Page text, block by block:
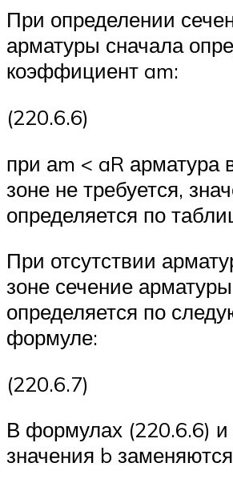
При определении
арматуры сначала
коэффициент am:
(220.6.6)
при аm < aR арматура
зоне не требуется,
определяется по
При отсутствии
зоне сечение арматуры
определяется по
формуле:
(220.6.7)
В формулах (220.6.6) и
значения b заменяются